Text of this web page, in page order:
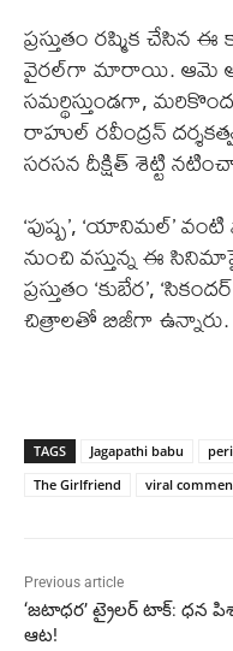
ప్రస్తుతం రష్మిక
వైరల్‌గా మారాయి. ఆమె
సమర్థిస్తుండగా,
రాహుల్ రవీంద్రన్
సరసన దీక్షిత్ శెట్టి
‘పుష్ప’, ‘యానిమల్’
నుంచి వస్తున్న ఈ
ప్రస్తుతం ‘కుబేర’,
చిత్రాలతో బిజీగా ఉన్నారు.
TAGS Jagapathi babu
The Girlfriend
viral
Previous article
‘జటాధర’ ట్రైలర్ టాక్: ధన
ఆట!